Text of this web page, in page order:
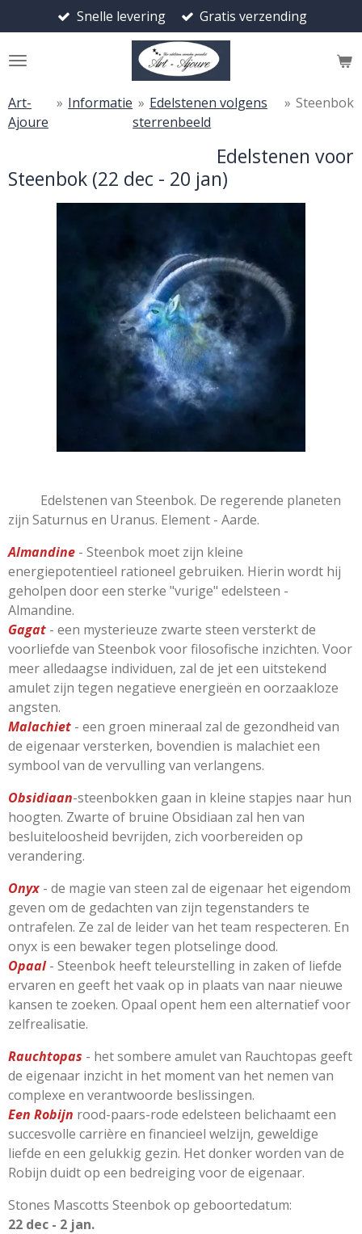
direct
naar
Snelle levering Gratis verzending
Art-
Ajoure
» Informatie » Edelstenen volgens
sterrenbeeld
» Steenbok
Edelstenen voor
Steenbok (22 dec - 20 jan)
Edelstenen van Steenbok. De regerende planeten
zijn Saturnus en Uranus. Element - Aarde.
Almandine - Steenbok moet zijn kleine
energiepotentieel rationeel gebruiken. Hierin wordt hij
geholpen door een sterke "vurige" edelsteen -
Almandine.
Gagat - een mysterieuze zwarte steen versterkt de
voorliefde van Steenbok voor filosofische inzichten. Voor
meer alledaagse individuen, zal de jet een uitstekend
amulet zijn tegen negatieve energieën en oorzaakloze
angsten.
Malachiet - een groen mineraal zal de gezondheid van
de eigenaar versterken, bovendien is malachiet een
symbool van de vervulling van verlangens.
Obsidiaan-steenbokken gaan in kleine stapjes naar hun
hoogten. Zwarte of bruine Obsidiaan zal hen van
besluiteloosheid bevrijden, zich voorbereiden op
verandering.
Onyx - de magie van steen zal de eigenaar het eigendom
geven om de gedachten van zijn tegenstanders te
ontrafelen. Ze zal de leider van het team respecteren. En
onyx is een bewaker tegen plotselinge dood.
Opaal - Steenbok heeft teleurstelling in zaken of liefde
ervaren en geeft het vaak op in plaats van naar nieuwe
kansen te zoeken. Opaal opent hem een ​​alternatief voor
zelfrealisatie.
Rauchtopas - het sombere amulet van Rauchtopas geeft
de eigenaar inzicht in het moment van het nemen van
complexe en verantwoorde beslissingen.
Een Robijn rood-paars-rode edelsteen belichaamt een
succesvolle carrière en financieel welzijn, geweldige
liefde en een gelukkig gezin. Het donker worden van de
Robijn duidt op een bedreiging voor de eigenaar.
Stones Mascotts Steenbok op geboortedatum:
22 dec - 2 jan.